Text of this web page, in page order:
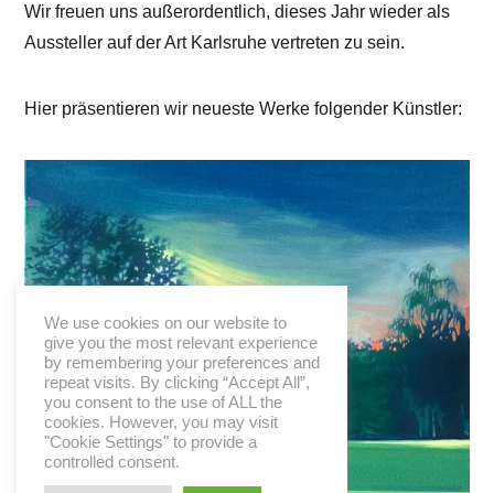
Wir freuen uns außerordentlich, dieses Jahr wieder als
Aussteller auf der Art Karlsruhe vertreten zu sein.
Hier präsentieren wir neueste Werke folgender Künstler:
We use cookies on our website to
give you the most relevant experience
by remembering your preferences and
repeat visits. By clicking “Accept All”,
you consent to the use of ALL the
cookies. However, you may visit
"Cookie Settings" to provide a
controlled consent.